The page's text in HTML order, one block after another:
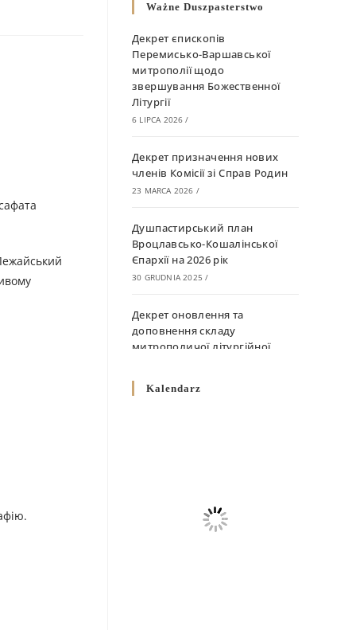
Ważne Duszpasterstwo
Декрет єпископів
Перемисько-Варшавської
митрополії щодо
звершування Божественної
Літургії
6 LIPCA 2026 /
Декрет призначення нових
членів Комісії зі Справ Родин
23 MARCA 2026 /
Душпастирський план
Вроцлавсько-Кошалінської
Єпархії на 2026 рік
30 GRUDNIA 2025 /
Декрет оновлення та
доповнення складу
митрополичої літургійної
10 GRUDNIA 2025
Декрет про відзначення
Великодня і всіх рухомих
Kalendarz